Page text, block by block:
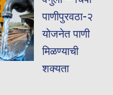
पाणीपुरवठा-२
योजनेत पाणी
मिळण्याची
शक्यता